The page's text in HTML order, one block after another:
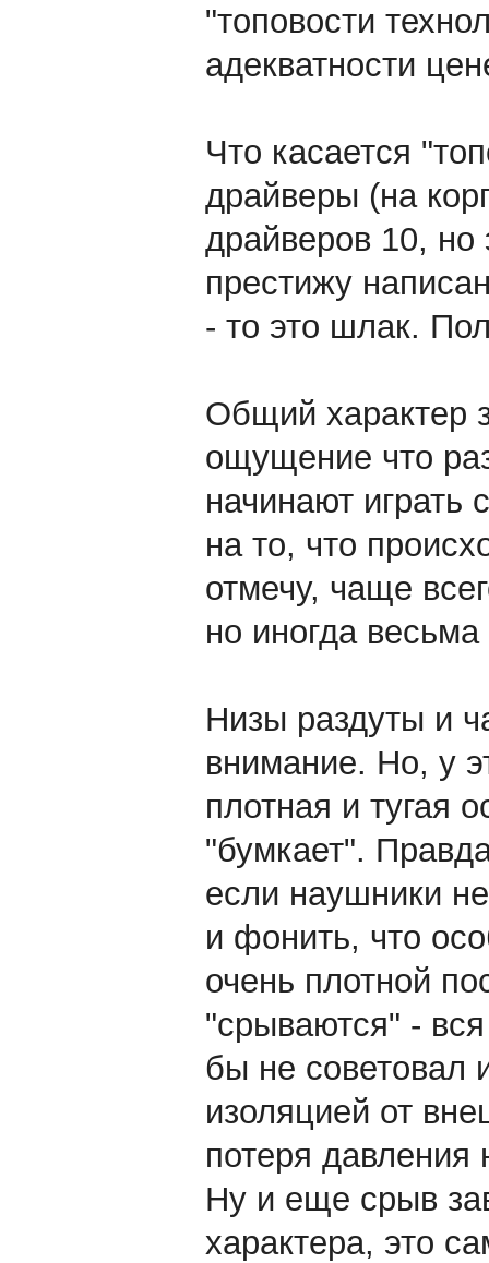
"топовости
адекватности
Что касается
драйверы (на
драйверов 10, но
престижу
- то это шлак.
Общий характер
ощущение что
начинают
на то, что
отмечу, чаще
но иногда
Низы раздуты и
внимание. Но, у
плотная и тугая
"бумкает".
если наушники
и фонить, что
очень плотной
"срываются" -
бы не советовал
изоляцией от
потеря давления
Ну и еще срыв
характера, это